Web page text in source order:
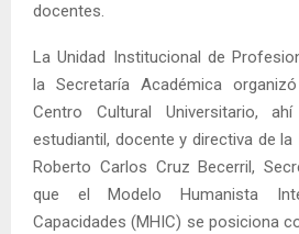
docentes.
La Unidad Institucional de
la Secretaría Académica
Centro Cultural Universitario,
estudiantil, docente y directiva de
Roberto Carlos Cruz Becerril,
que el Modelo Humanista
Capacidades (MHIC) se posiciona